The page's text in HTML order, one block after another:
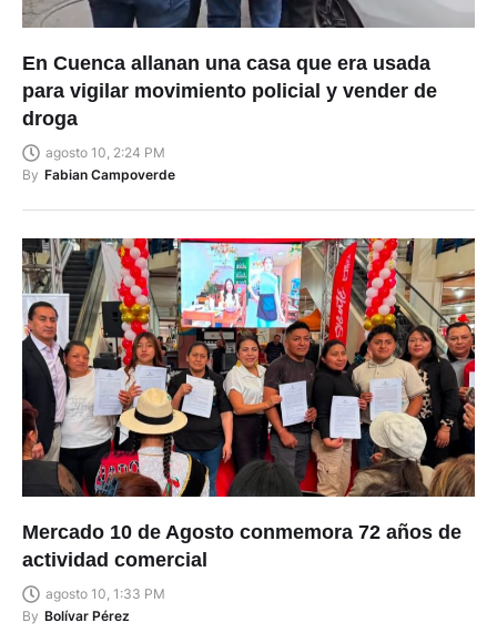
En Cuenca allanan una casa que era usada
para vigilar movimiento policial y vender de
droga
agosto 10, 2:24 PM
By Fabian Campoverde
Mercado 10 de Agosto conmemora 72 años de
actividad comercial
agosto 10, 1:33 PM
By Bolívar Pérez